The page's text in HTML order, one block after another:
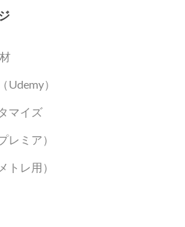
Udemy）
マイズ
レミア）
トレ用）